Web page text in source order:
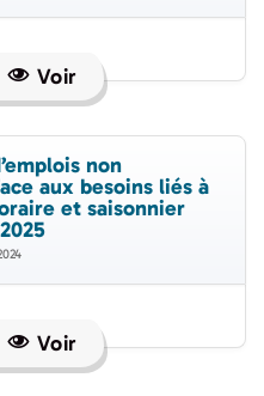
Voir
non
aux besoins liés à
et saisonnier
Voir